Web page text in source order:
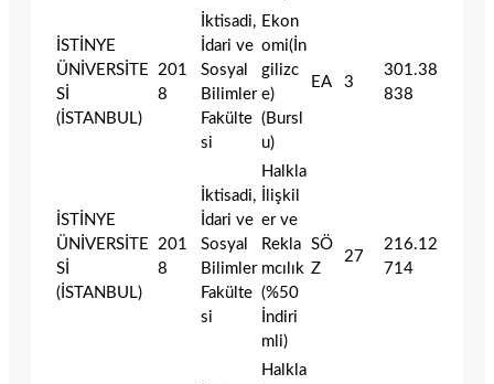
İSTİNYE
ÜNİVERSİTE
Sİ
(İSTANBUL)
201
8
İktisadi,
İdari ve
Sosyal
Bilimler
Fakülte
si
Ekon
omi(İn
gilizc
e)
(Bursl
u)
EA 3
301.38
838
İSTİNYE
ÜNİVERSİTE
Sİ
(İSTANBUL)
201
8
İktisadi,
İdari ve
Sosyal
Bilimler
Fakülte
si
Halkla
İlişkil
er ve
Rekla
mcılık
(%50
İndiri
mli)
SÖ
Z
27
216.12
714
Halkla